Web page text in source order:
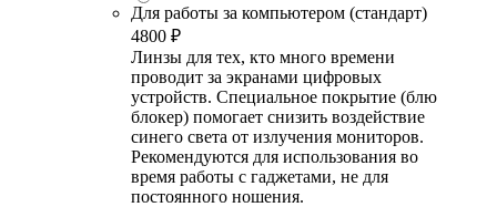
Для работы за компьютером (стандарт)
4800 ₽
Линзы для тех, кто много времени
проводит за экранами цифровых
устройств. Специальное покрытие (блю
блокер) помогает снизить воздействие
синего света от излучения мониторов.
Рекомендуются для использования во
время работы с гаджетами, не для
постоянного ношения.